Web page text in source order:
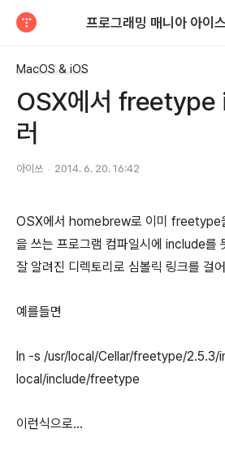
프로그래밍 매니아 아이
MacOS & iOS
OSX에서 freetype
러
아이쓰 2014. 6. 20. 16:42
OSX에서 homebrew로 이미 freetype
을 쓰는 프로그램 컴파일시에 include를
잘 알려진 디렉토리로 심볼릭 링크를 걸
예를들면
ln -s /usr/local/Cellar/freetype/
local/include/freetype
이런식으로...